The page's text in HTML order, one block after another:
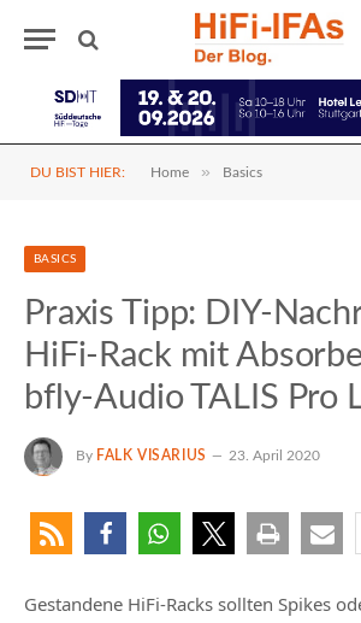
DU BIST HIER: Home » Basics
BASICS
Praxis Tipp: DIY-
HiFi-Rack mit
bfly-Audio TALIS Pro
By FALK VISARIUS 23. April 2020
Gestandene HiFi-Racks sollten Spikes